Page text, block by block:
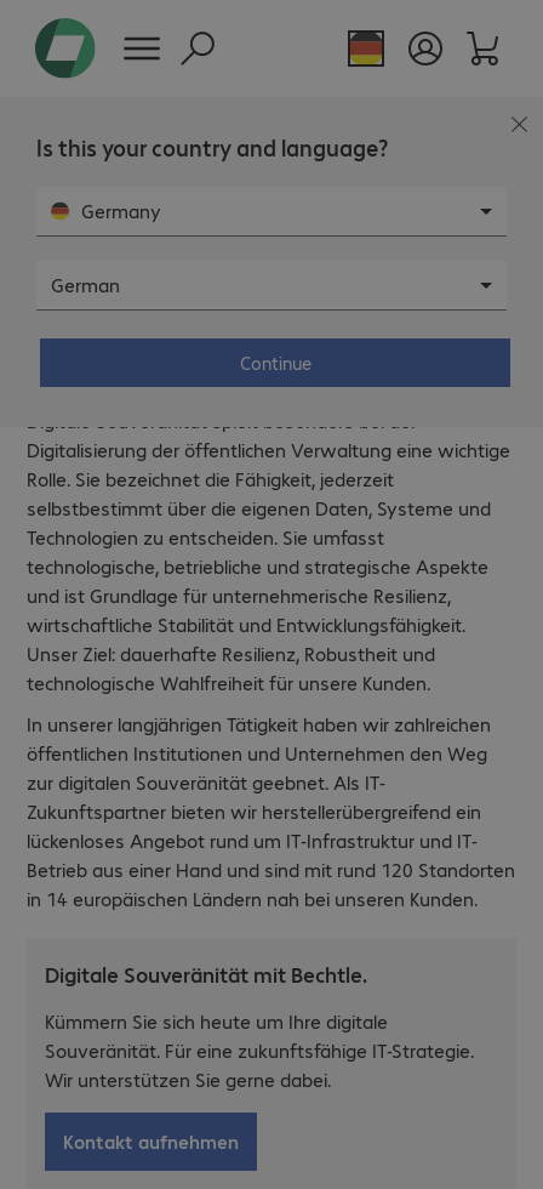
Is this your country and language?
Germany
German
Continue
Digitale Souveränitätmit Bechtle.
Für dauerhaft souveräne IT-Architekturen,
die Ihre Daten schützen.
Digitalisierung der öffentlichen Verwaltung eine wichtige
Rolle. Sie bezeichnet die Fähigkeit, jederzeit
selbstbestimmt über die eigenen Daten, Systeme und
Technologien zu entscheiden. Sie umfasst
technologische, betriebliche und strategische Aspekte
und ist Grundlage für unternehmerische Resilienz,
wirtschaftliche Stabilität und Entwicklungsfähigkeit.
Unser Ziel: dauerhafte Resilienz, Robustheit und
technologische Wahlfreiheit für unsere Kunden.
In unserer langjährigen Tätigkeit haben wir zahlreichen
öffentlichen Institutionen und Unternehmen den Weg
zur digitalen Souveränität geebnet. Als IT-
Zukunftspartner bieten wir herstellerübergreifend ein
lückenloses Angebot rund um IT-Infrastruktur und IT-
Betrieb aus einer Hand und sind mit rund 120 Standorten
in 14 europäischen Ländern nah bei unseren Kunden.
Digitale Souveränität mit Bechtle.
Kümmern Sie sich heute um Ihre digitale
Souveränität. Für eine zukunftsfähige IT-Strategie.
Wir unterstützen Sie gerne dabei.
Kontakt aufnehmen